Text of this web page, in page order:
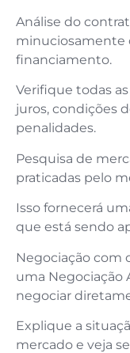
Análise do
minuciosamente
financiamento.
Verifique todas
juros, condições
penalidades.
Pesquisa de
praticadas pelo
Isso fornecerá
que está sendo
Negociação com
uma Negociação
negociar
Explique a
mercado e veja